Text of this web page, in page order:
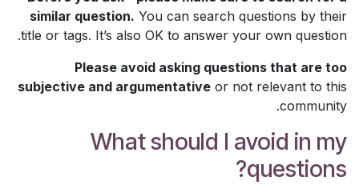
similar question. You can search questions by their
title or tags. It’s also OK to answer your own question.
Please avoid asking questions that are too
subjective and argumentative or not relevant to this
community.
What should I avoid in my
questions?